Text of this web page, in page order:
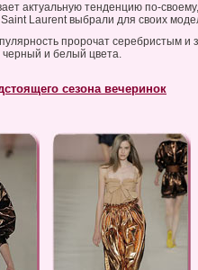
актуальную тенденцию по-
Laurent выбрали для своих
пророчат серебристым и
черный и белый цвета.
сезона вечеринок